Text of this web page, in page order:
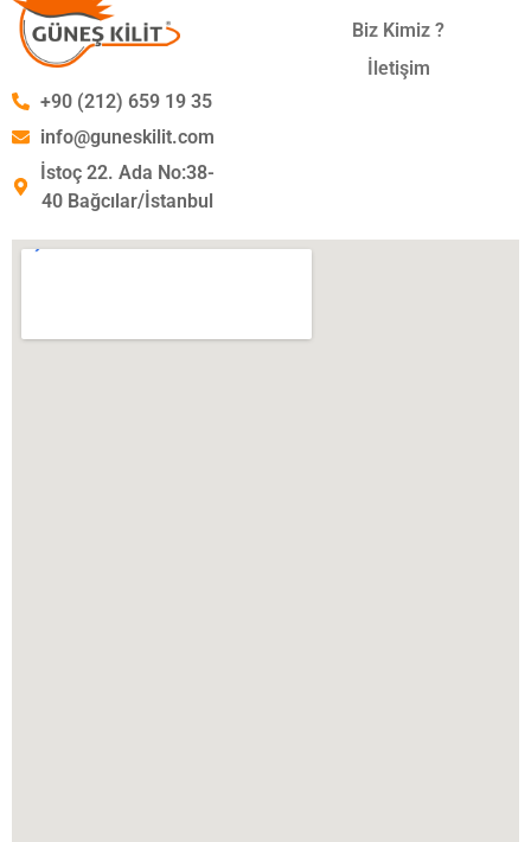
+90 (212) 659 19 35
info@guneskilit.com
İstoç 22. Ada No:38-
40 Bağcılar/İstanbul
Biz Kimiz ?
İletişim